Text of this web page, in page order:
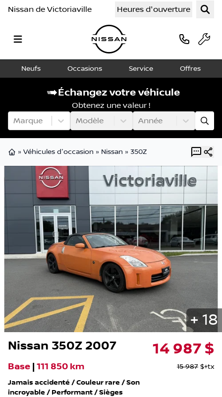
Nissan de Victoriaville Heures d'ouverture
Neufs Occasions Service Offres
Échangez votre véhicule
Obtenez une valeur !
Marque
Modèle Année
» Véhicules d'occasion » Nissan » 350Z
+ 18
Nissan 350Z 2007
Base | 111 850 km
Jamais accidenté / Couleur rare / Son
incroyable / Performant / Sièges
14 987$
15 987$+tx